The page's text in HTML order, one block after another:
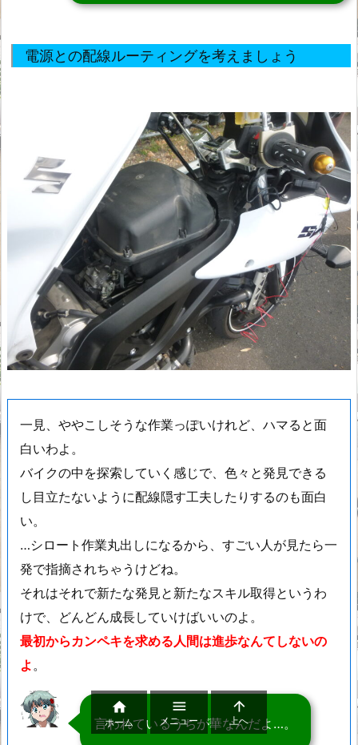
電源との配線ルーティングを考えましょう
一見、ややこしそうな作業っぽいけれど、ハマると面
白いわよ。
バイクの中を探索していく感じで、色々と発見できる
し目立たないように配線隠す工夫したりするのも面白
い。
…シロート作業丸出しになるから、すごい人が見たら一
発で指摘されちゃうけどね。
それはそれで新たな発見と新たなスキル取得というわ
けで、どんどん成長していけばいいのよ。
最初からカンペキを求める人間は進歩なんてしないの
よ 。
言われているうちが華なんだよ…。

ホーム

メニュー

上へ